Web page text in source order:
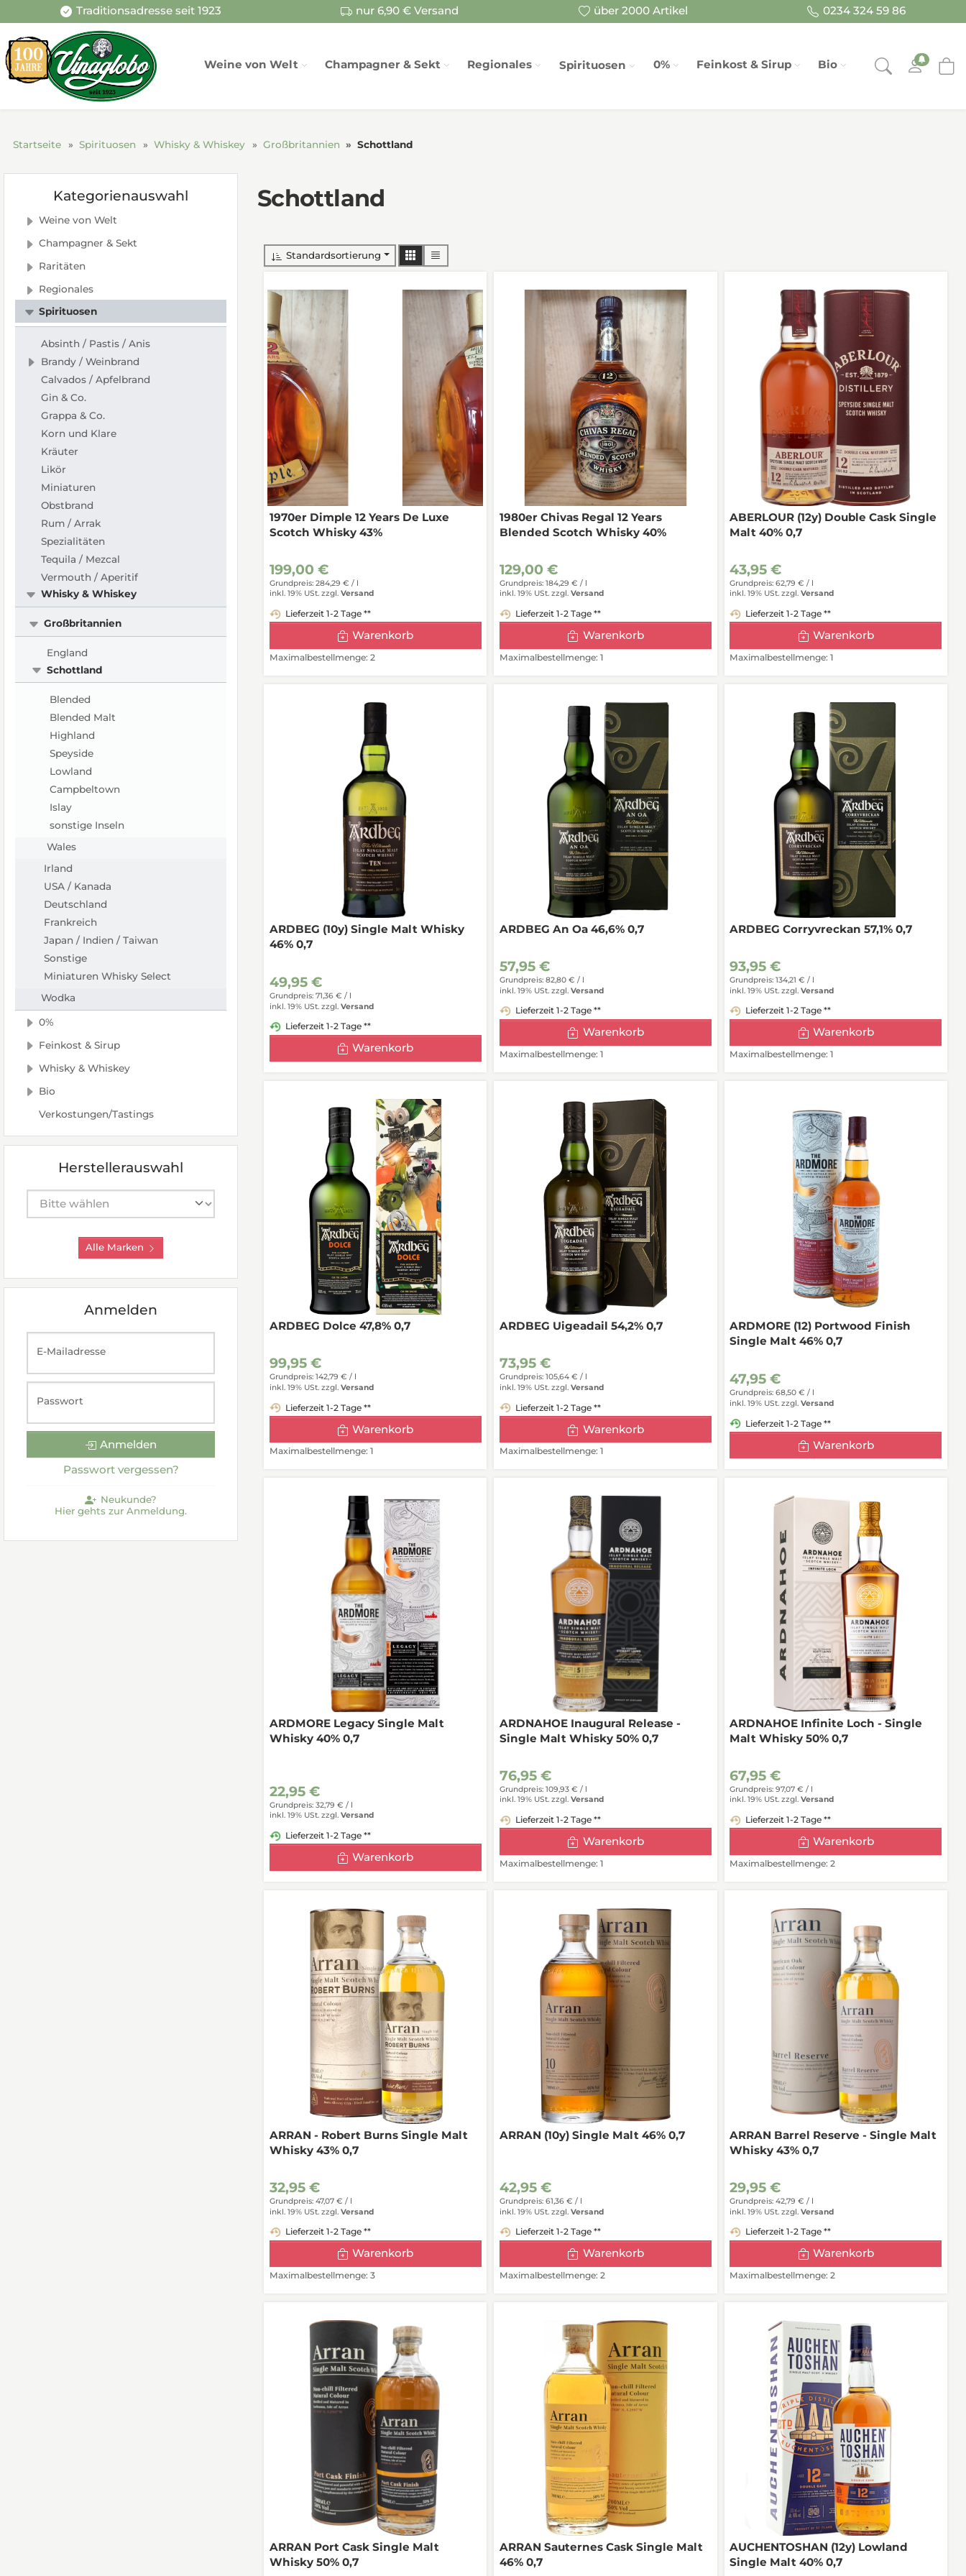
Traditionsadresse seit 1923 nur 6,90 € Versand über 2000 Artikel 0234 324 59 86
Weine von Welt Champagner & Sekt Regionales Spirituosen 0% Feinkost & Sirup Bio
Startseite Spirituosen Whisky & Whiskey Großbritannien Schottland
Schottland
Standardsortierung
1970er Dimple 12 Years De Luxe
Scotch Whisky 43%
199,00 €
Grundpreis: 284,29 € / l
inkl. 19% USt. zzgl. Versand
Lieferzeit 1-2 Tage **
Warenkorb
Maximalbestellmenge: 2
1980er Chivas Regal 12 Years
Blended Scotch Whisky 40%
129,00 €
Grundpreis: 184,29 € / l
inkl. 19% USt. zzgl. Versand
Lieferzeit 1-2 Tage **
Warenkorb
Maximalbestellmenge: 1
ABERLOUR (12y) Double Cask Single
Malt 40% 0,7
43,95 €
Grundpreis: 62,79 € / l
inkl. 19% USt. zzgl.Versand
Lieferzeit 1-2 Tage **
Warenkorb
Maximalbestellmenge: 1
ARDBEG (10y) Single Malt Whisky
46% 0,7
49,95 €
Grundpreis: 71,36 € /
inkl. 19% USt. zzgl. Versand
Lieferzeit 1-2 Tage **
Warenkorb
ARDBEG An Oa 46,6% 0,7
57,95 €
Grundpreis: 82,80 € /
inkl. 19% USt. zzgl. Versand
Lieferzeit 1-2 Tage **
Warenkorb
Maximalbestellmenge: 1
ARDBEG Corryvreckan 57,1% 0,7
93,95 €
Grundpreis: 134,21 € /
inkl. 19% USt. zzgl.Versand
Lieferzeit 1-2 Tage **
Warenkorb
Maximalbestellmenge: 1
ARDBEG Dolce 47,8% 0,7
99,95 €
Grundpreis: 142,79 € /
inkl. 19% USt. zzgl. Versand
Lieferzeit 1-2 Tage **
Warenkorb
Maximalbestellmenge: 1
ARDBEG Uigeadail 54,2% 0,7
73,95 €
Grundpreis: 105,64 € /
inkl. 19% USt. zzgl. Versand
Lieferzeit 1-2 Tage **
Warenkorb
Maximalbestellmenge: 1
ARDMORE (12) Portwood Finish
Single Malt 46% 0,7
47,95 €
Grundpreis: 68,50 € /
inkl. 19% USt. zzgl.Versand
Lieferzeit 1-2 Tage **
Warenkorb
ARDMORE Legacy Single Malt
Whisky 40% 0,7
22,95 €
Grundpreis: 32,79 € / l
inkl. 19% USt. zzgl. Versand
Lieferzeit 1-2 Tage **
Warenkorb
ARDNAHOE Inaugural Release -
Single Malt Whisky 50% 0,7
76,95 €
Grundpreis: 109,93 € / l
inkl. 19% USt. zzgl. Versand
Lieferzeit 1-2 Tage **
Warenkorb
Maximalbestellmenge: 1
ARDNAHOE Infinite Loch - Single
Malt Whisky 50% 0,7
67,95 €
Grundpreis: 97,07 € / l
inkl. 19% USt. zzgl.Versand
Lieferzeit 1-2 Tage **
Warenkorb
Maximalbestellmenge: 2
ARRAN - Robert Burns Single Malt
Whisky 43% 0,7
32,95 €
Grundpreis: 47,07 € / l
inkl. 19% USt. zzgl. Versand
Lieferzeit 1-2 Tage **
Warenkorb
Maximalbestellmenge: 3
ARRAN (10y) Single Malt 46% 0,7
42,95 €
Grundpreis: 61,36 € / l
inkl. 19% USt. zzgl. Versand
Lieferzeit 1-2 Tage **
Warenkorb
Maximalbestellmenge: 2
ARRAN Barrel Reserve - Single Malt
Whisky 43% 0,7
29,95 €
Grundpreis: 42,79 € / l
inkl. 19% USt. zzgl.Versand
Lieferzeit 1-2 Tage **
Warenkorb
Maximalbestellmenge: 2
ARRAN Port Cask Single Malt
Whisky 50% 0,7
ARRAN Sauternes Cask Single Malt
46% 0,7
AUCHENTOSHAN (12y) Lowland
Single Malt 40% 0,7
Kategorienauswahl
Weine von Welt
Champagner & Sekt
Raritäten
Regionales
Spirituosen
Absinth / Pastis / Anis
Brandy / Weinbrand
Calvados / Apfelbrand
Gin & Co.
Grappa & Co.
Korn und Klare
Kräuter
Likör
Miniaturen
Obstbrand
Rum / Arrak
Spezialitäten
Tequila / Mezcal
Vermouth / Aperitif
Whisky & Whiskey
Großbritannien
England
Schottland
Blended
Blended Malt
Highland
Speyside
Lowland
Campbeltown
Islay
sonstige Inseln
Wales
Irland
USA / Kanada
Deutschland
Frankreich
Japan / Indien / Taiwan
Sonstige
Miniaturen Whisky Select
Wodka
0%
Feinkost & Sirup
Whisky & Whiskey
Bio
Verkostungen/Tastings
Herstellerauswahl
Alle Marken
Anmelden
E-Mailadresse
Passwort
Anmelden
Passwort vergessen?
Neukunde?
Hier gehts zur Anmeldung.